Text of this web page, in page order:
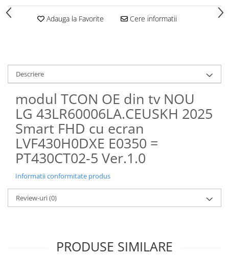
Adauga la Favorite Cere informatii
Descriere
modul TCON OE din tv NOU
LG 43LR60006LA.CEUSKH 2025
Smart FHD cu ecran
LVF430H0DXE E0350 =
PT430CT02-5 Ver.1.0
Informatii conformitate produs
Review-uri(0)
PRODUSE SIMILARE